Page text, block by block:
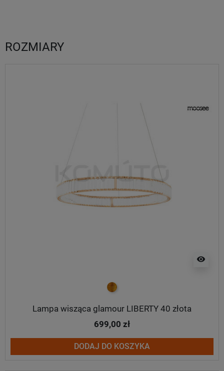
ROZMIARY
visibility
złoty
Lampa wisząca glamour LIBERTY 40 złota
699,00 zł
DODAJ DO KOSZYKA